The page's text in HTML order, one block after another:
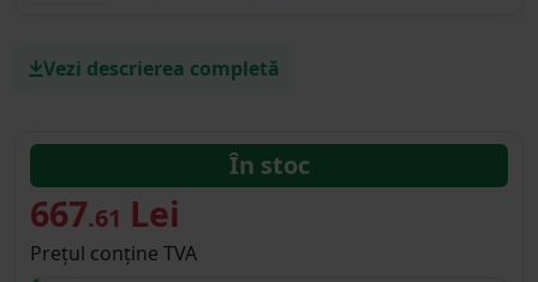
Vezi descrierea completă
În stoc
667.61 Lei
Prețul conține TVA